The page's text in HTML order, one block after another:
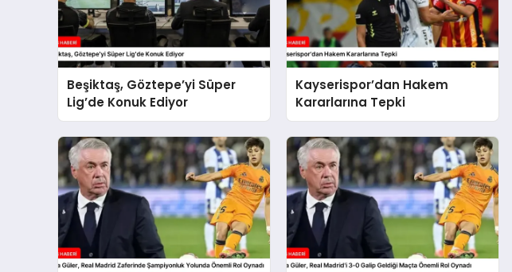
Beşiktaş, Göztepe’yi Süper
Lig’de Konuk Ediyor
Kayserispor’dan Hakem
Kararlarına Tepki